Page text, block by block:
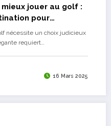
jouer au golf :
pour
nécessite un choix judicieux
requiert…
16 Mars 2025